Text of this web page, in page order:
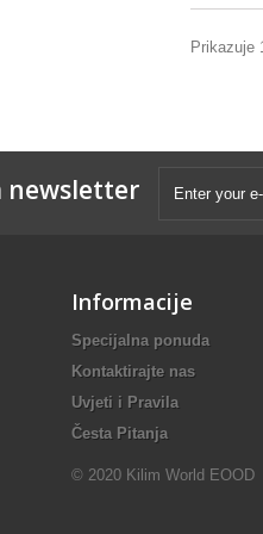
Prikazuje
newsletter
Informacije
Specijalna ponuda
Kontaktirajte nas
Uvjeti i Pravila
Česta Pitanja
© 2020 Kilim World EOOD